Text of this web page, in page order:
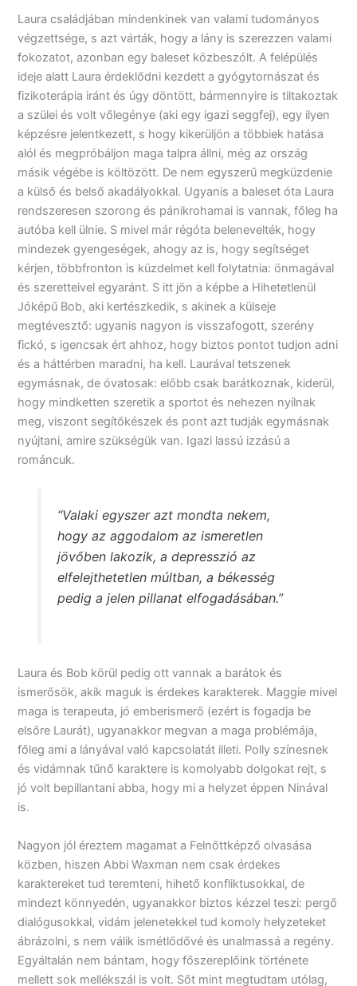
Laura családjában mindenkinek van valami tudományos
végzettsége, s azt várták, hogy a lány is szerezzen valami
fokozatot, azonban egy baleset közbeszólt. A felépülés
ideje alatt Laura érdeklődni kezdett a gyógytornászat és
fizikoterápia iránt és úgy döntött, bármennyire is tiltakoztak
a szülei és volt vőlegénye (aki egy igazi seggfej), egy ilyen
képzésre jelentkezett, s hogy kikerüljön a többiek hatása
alól és megpróbáljon maga talpra állni, még az ország
másik végébe is költözött. De nem egyszerű megküzdenie
a külső és belső akadályokkal. Ugyanis a baleset óta Laura
rendszeresen szorong és pánikrohamai is vannak, főleg ha
autóba kell ülnie. S mivel már régóta belenevelték, hogy
mindezek gyengeségek, ahogy az is, hogy segítséget
kérjen, többfronton is küzdelmet kell folytatnia: önmagával
és szeretteivel egyaránt. S itt jön a képbe a Hihetetlenül
Jóképű Bob, aki kertészkedik, s akinek a külseje
megtévesztő: ugyanis nagyon is visszafogott, szerény
fickó, s igencsak ért ahhoz, hogy biztos pontot tudjon adni
és a háttérben maradni, ha kell. Laurával tetszenek
egymásnak, de óvatosak: előbb csak barátkoznak, kiderül,
hogy mindketten szeretik a sportot és nehezen nyílnak
meg, viszont segítőkészek és pont azt tudják egymásnak
nyújtani, amire szükségük van. Igazi lassú izzású a
románcuk.
“Valaki egyszer azt mondta nekem,
hogy az aggodalom az ismeretlen
jövőben lakozik, a depresszió az
elfelejthetetlen múltban, a békesség
pedig a jelen pillanat elfogadásában.”
Laura és Bob körül pedig ott vannak a barátok és
ismerősök, akik maguk is érdekes karakterek. Maggie mivel
maga is terapeuta, jó emberismerő (ezért is fogadja be
elsőre Laurát), ugyanakkor megvan a maga problémája,
főleg ami a lányával való kapcsolatát illeti. Polly színesnek
és vidámnak tűnő karaktere is komolyabb dolgokat rejt, s
jó volt bepillantani abba, hogy mi a helyzet éppen Ninával
is.
Nagyon jól éreztem magamat a Felnőttképző olvasása
közben, hiszen Abbi Waxman nem csak érdekes
karaktereket tud teremteni, hihető konfliktusokkal, de
mindezt könnyedén, ugyanakkor biztos kézzel teszi: pergő
dialógusokkal, vidám jelenetekkel tud komoly helyzeteket
ábrázolni, s nem válik ismétlődővé és unalmassá a regény.
Egyáltalán nem bántam, hogy főszereplőink története
mellett sok mellékszál is volt. Sőt mint megtudtam utólag,